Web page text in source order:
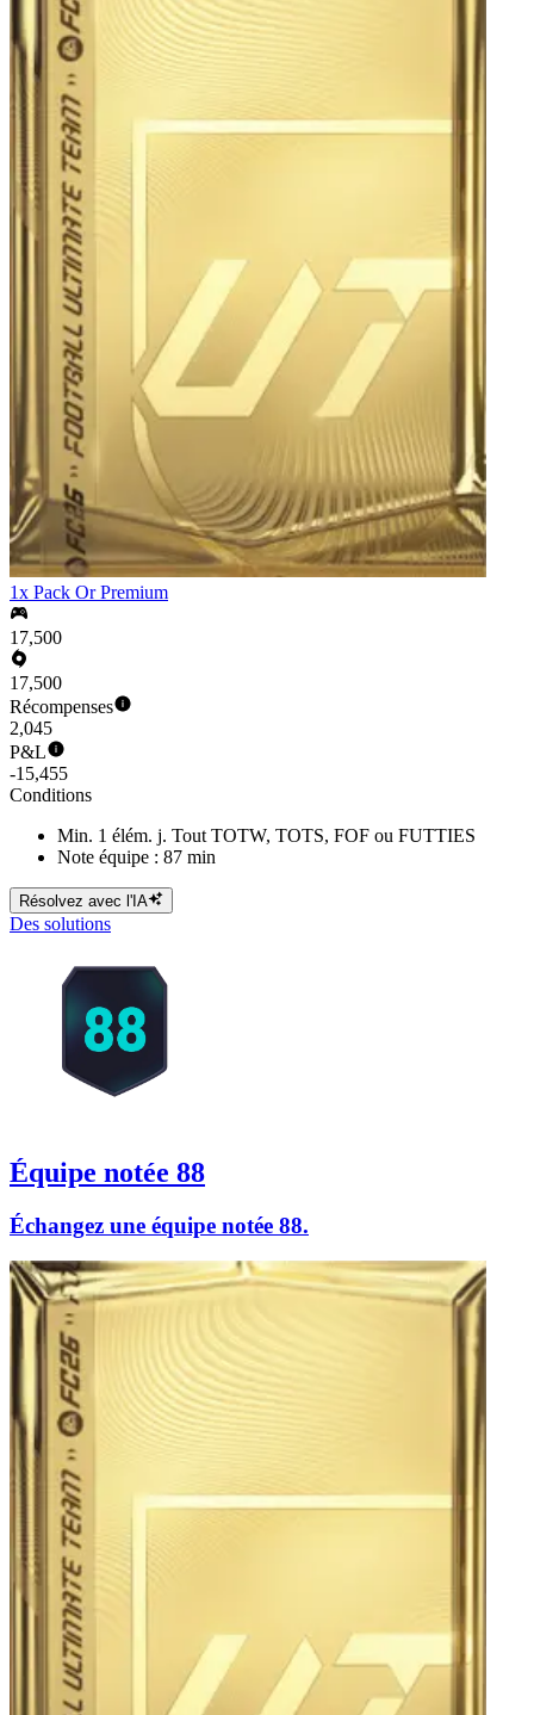
1x Pack Or Premium
17,500
17,500
Récompenses
2,045
P&L
-15,455
Conditions
Min. 1 élém. j. Tout TOTW, TOTS, FOF ou FUTTIES
Note équipe : 87 min
Résolvez avec l'IA
Des solutions
Équipe notée 88
Échangez une équipe notée 88.